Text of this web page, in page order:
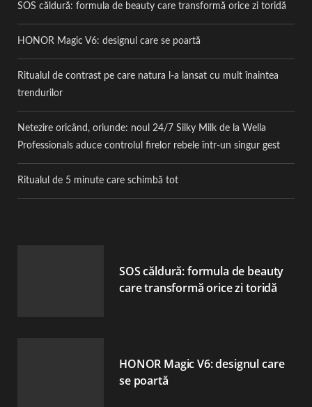
SOS căldură: formula de beauty care transformă orice zi toridă
HONOR Magic V6: designul care se poartă
Ritualul de contrast pe care natura l-a lansat cu mult înaintea
trendurilor
Netezire oricând, oriunde: noul 24/7 Silky Milk de la Wella
Professionals aduce controlul firelor rebele într-un singur gest
Ritualul de 5 minute care schimbă tot
SOS căldură: formula de beauty
care transformă orice zi toridă
HONOR Magic V6: designul care
se poartă